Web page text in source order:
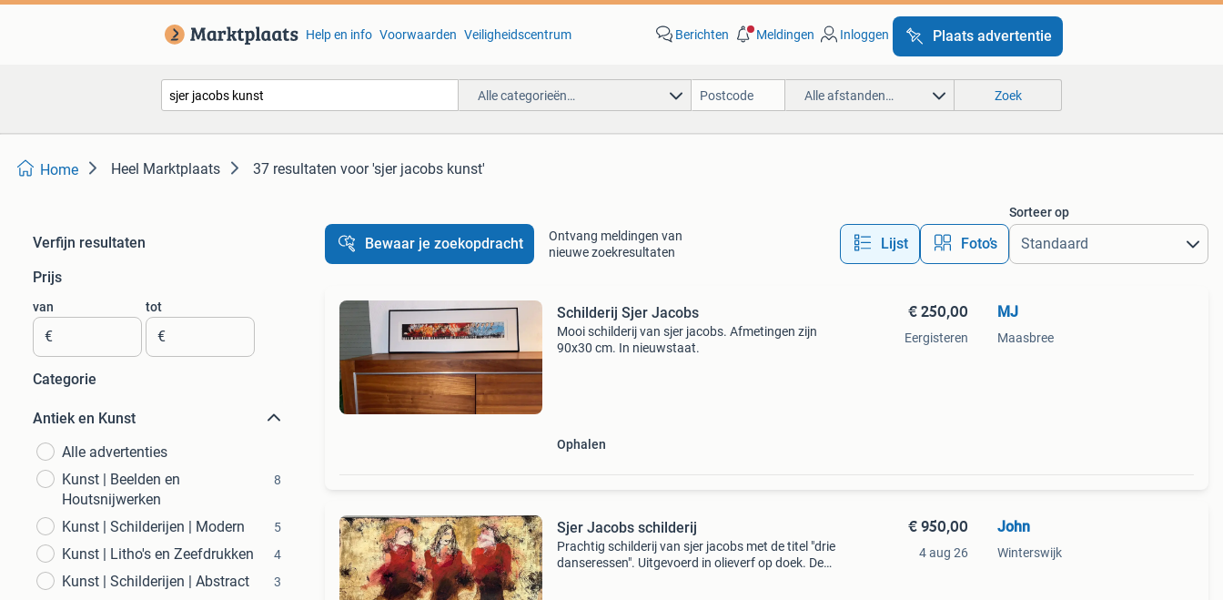
Help en info Voorwaarden Veiligheidscentrum Berichten Meldingen Inloggen Plaats advertentie
Alle categorieën… Alle afstanden… Zoek
Home Heel Marktplaats 37 resultaten voor 'sjer jacobs kunst'
Verfijn resultaten
Prijs
van
€
tot
€
Categorie
Antiek en Kunst
Alle advertenties
Kunst | Beelden en
Houtsnijwerken
8
Kunst | Schilderijen | Modern 5
Kunst | Litho's en Zeefdrukken 4
Kunst | Schilderijen | Abstract 3
Bewaar je zoekopdracht
Ontvang meldingen van
nieuwe zoekresultaten
Lijst Foto’s
Sorteer op
Schilderij Sjer Jacobs
Mooi schilderij van sjer jacobs. Afmetingen zijn
90x30 cm. In nieuwstaat.
Ophalen
€ 250,00
Eergisteren
MJ
Maasbree
Sjer Jacobs schilderij
Prachtig schilderij van sjer jacobs met de titel "drie
danseressen". Uitgevoerd in olieverf op doek. De
€ 950,00
4 aug 26
John
Winterswijk